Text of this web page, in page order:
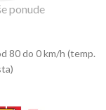
ponude
80 do 0 km/h (temp.